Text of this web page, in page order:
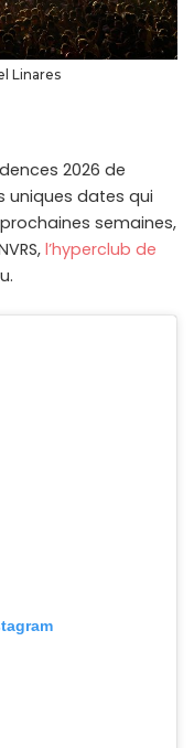
Linares
2026 de
uniques dates qui
semaines,
l’hyperclub de